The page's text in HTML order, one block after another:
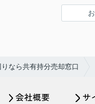
持分を売りた
れる事を私か
なら共有持分売却窓口
会社概要
サ